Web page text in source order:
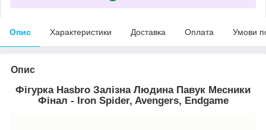
Опис Характеристики Доставка Оплата Умови
Опис
Фігурка Hasbro Залізна Людина Павук Месники
Фінал - Iron Spider, Avengers, Endgame